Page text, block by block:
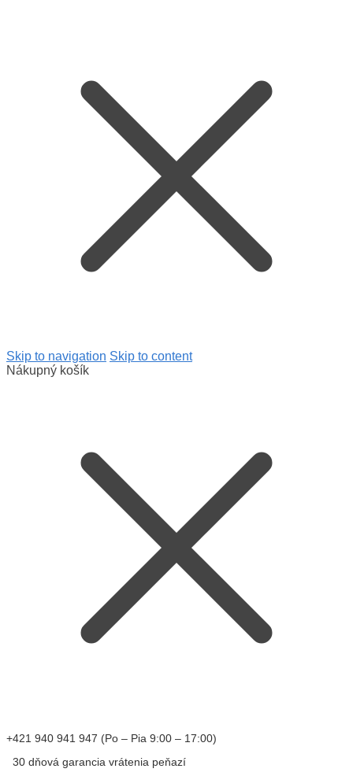
Skip to navigation Skip to content
Nákupný košík
+421 940 941 947 (Po – Pia 9:00 – 17:00)
30 dňová garancia vrátenia peňazí